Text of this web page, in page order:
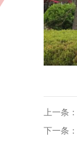
上一条：
下一条：